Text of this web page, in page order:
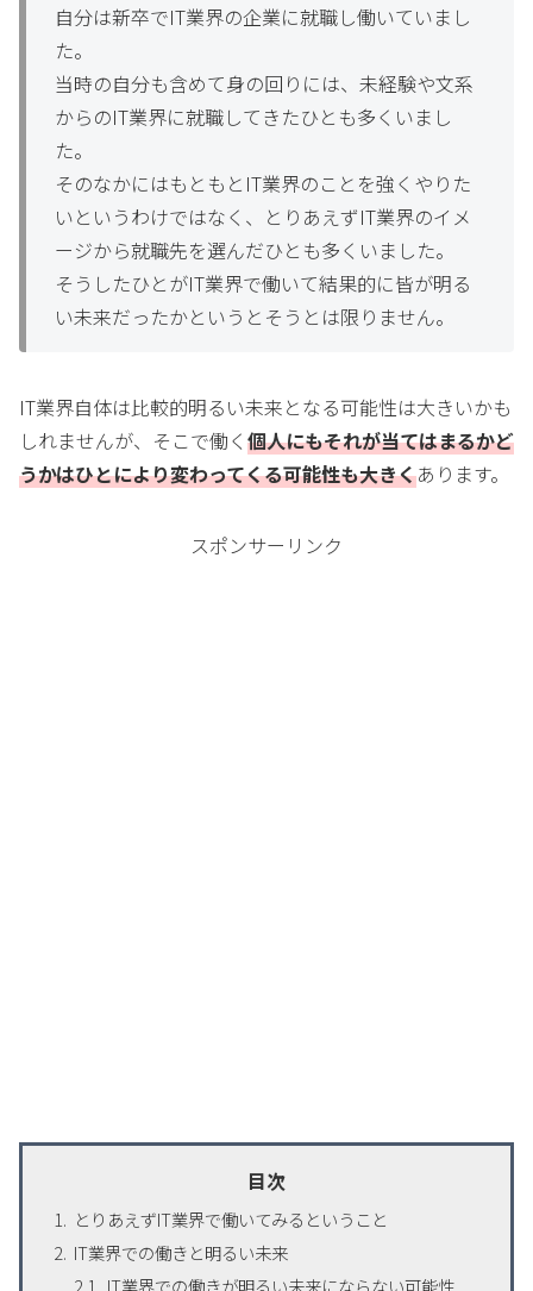
自分は新卒でIT業界の企業に就職し働いていまし
た。
当時の自分も含めて身の回りには、未経験や文系
からのIT業界に就職してきたひとも多くいまし
た。
そのなかにはもともとIT業界のことを強くやりた
いというわけではなく、とりあえずIT業界のイメ
ージから就職先を選んだひとも多くいました。
そうしたひとがIT業界で働いて結果的に皆が明る
い未来だったかというとそうとは限りません。
IT業界自体は比較的明るい未来となる可能性は大きいかも
しれませんが、そこで働く 個人にもそれが当てはまるかど
うかはひとにより変わってくる可能性も大きくあります。
スポンサーリンク
目次
とりあえずIT業界で働いてみるということ
IT業界での働きと明るい未来
IT業界での働きが明るい未来にならない可能性